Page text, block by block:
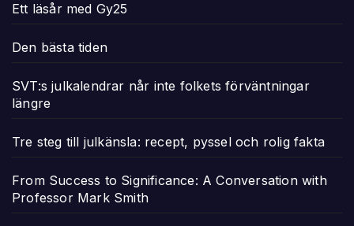
Ett läsår med Gy25
Den bästa tiden
SVT:s julkalendrar når inte folkets förväntningar
längre
Tre steg till julkänsla: recept, pyssel och rolig fakta
From Success to Significance: A Conversation with
Professor Mark Smith